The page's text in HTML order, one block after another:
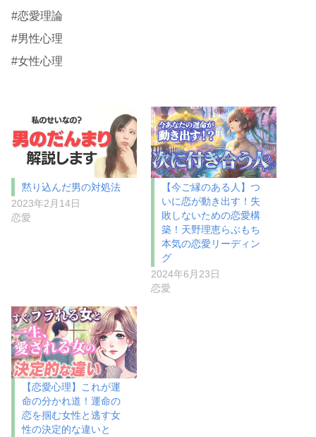
#恋愛理論
#男性心理
#女性心理
黙り込んだ男の対処法
2023年2月14日
恋愛
【今ご縁のある人】つ
いに恋が動き出す！失
敗しないための恋愛構
築！天野理恵らぶもち
本気の恋愛リーディン
グ
2024年6月23日
恋愛
【恋愛心理】これが運
命の分かれ道！運命の
恋を掴む女性と逃す女
性の決定的な違いと